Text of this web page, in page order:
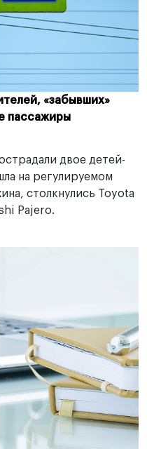
«забывших»
пассажиры
двое детей-
на регулируемом
столкнулись Toyota
Pajero.